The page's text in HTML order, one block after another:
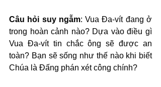
Câu hỏi suy ngẫm: Vua Đa-vít đang ở
trong hoàn cảnh nào? Dựa vào điều gì
Vua Đa-vít tin chắc ông sẽ được an
toàn? Bạn sẽ sống như thế nào khi biết
Chúa là Đấng phán xét công chính?